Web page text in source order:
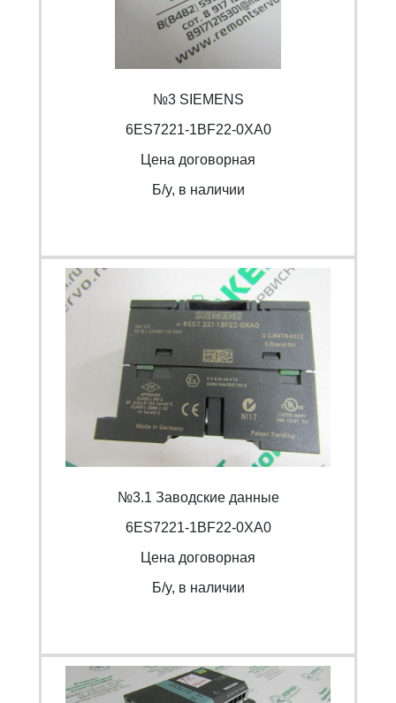
№3 SIEMENS
6ES7221-1BF22-0XA0
Цена договорная
Б/y, в наличии
№3.1 Заводские данные
6ES7221-1BF22-0XA0
Цена договорная
Б/y, в наличии